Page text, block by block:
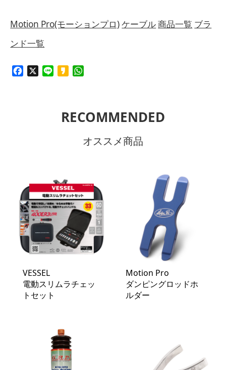
Motion Pro(モーションプロ)ケーブル商品一覧 ブラ
ンド一覧
Facebook Line Kakao
RECOMMENDED
オススメ商品
VESSEL
電動スリムラチェッ
トセット
Motion Pro
ダンピングロッドホ
ルダー